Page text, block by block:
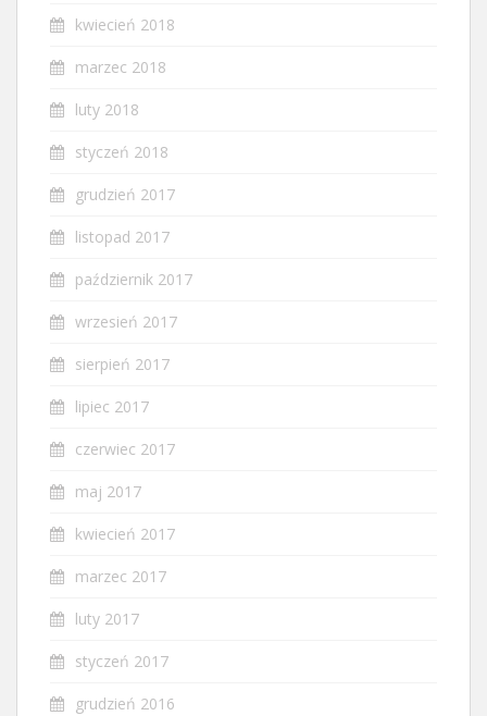
kwiecień 2018
marzec 2018
luty 2018
styczeń 2018
grudzień 2017
listopad 2017
październik 2017
wrzesień 2017
sierpień 2017
lipiec 2017
czerwiec 2017
maj 2017
kwiecień 2017
marzec 2017
luty 2017
styczeń 2017
grudzień 2016